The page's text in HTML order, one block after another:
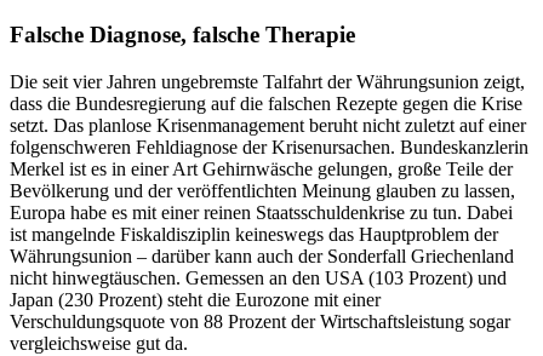
Falsche Diagnose, falsche Therapie
Die seit vier Jahren ungebremste Talfahrt der Währungsunion zeigt,
dass die Bundesregierung auf die falschen Rezepte gegen die Krise
setzt. Das planlose Krisenmanagement beruht nicht zuletzt auf einer
folgenschweren Fehldiagnose der Krisenursachen. Bundeskanzlerin
Merkel ist es in einer Art Gehirnwäsche gelungen, große Teile der
Bevölkerung und der veröffentlichten Meinung glauben zu lassen,
Europa habe es mit einer reinen Staatsschuldenkrise zu tun. Dabei
ist mangelnde Fiskaldisziplin keineswegs das Hauptproblem der
Währungsunion – darüber kann auch der Sonderfall Griechenland
nicht hinwegtäuschen. Gemessen an den USA (103 Prozent) und
Japan (230 Prozent) steht die Eurozone mit einer
Verschuldungsquote von 88 Prozent der Wirtschaftsleistung sogar
vergleichsweise gut da.